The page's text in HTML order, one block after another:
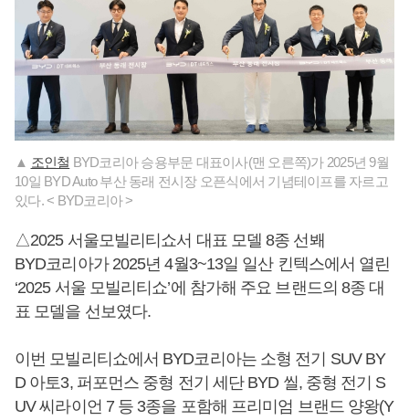
▲ 조인철 BYD코리아 승용부문 대표이사(맨 오른쪽)가 2025년 9월
10일 BYD Auto 부산 동래 전시장 오픈식에서 기념테이프를 자르고
있다. < BYD코리아 >
△2025 서울모빌리티쇼서 대표 모델 8종 선봬
BYD코리아가 2025년 4월3~13일 일산 킨텍스에서 열린
‘2025 서울 모빌리티쇼’에 참가해 주요 브랜드의 8종 대
표 모델을 선보였다.
이번 모빌리티쇼에서 BYD코리아는 소형 전기 SUV BY
D 아토3, 퍼포먼스 중형 전기 세단 BYD 씰, 중형 전기 S
UV 씨라이언 7 등 3종을 포함해 프리미엄 브랜드 양왕(Y